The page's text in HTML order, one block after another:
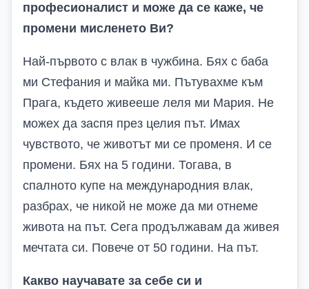
професионалист и може да се каже, че
промени мисленето Ви?
Най-първото с влак в чужбина. Бях с баба
ми Стефания и майка ми. Пътувахме към
Прага, където живееше леля ми Мария. Не
можех да заспя през целия път. Имах
чувството, че животът ми се променя. И се
промени. Бях на 5 години. Тогава, в
спалното купе на международния влак,
разбрах, че никой не може да ми отнеме
живота на път. Сега продължавам да живея
мечтата си. Повече от 50 години. На път.
Какво научавате за себе си и